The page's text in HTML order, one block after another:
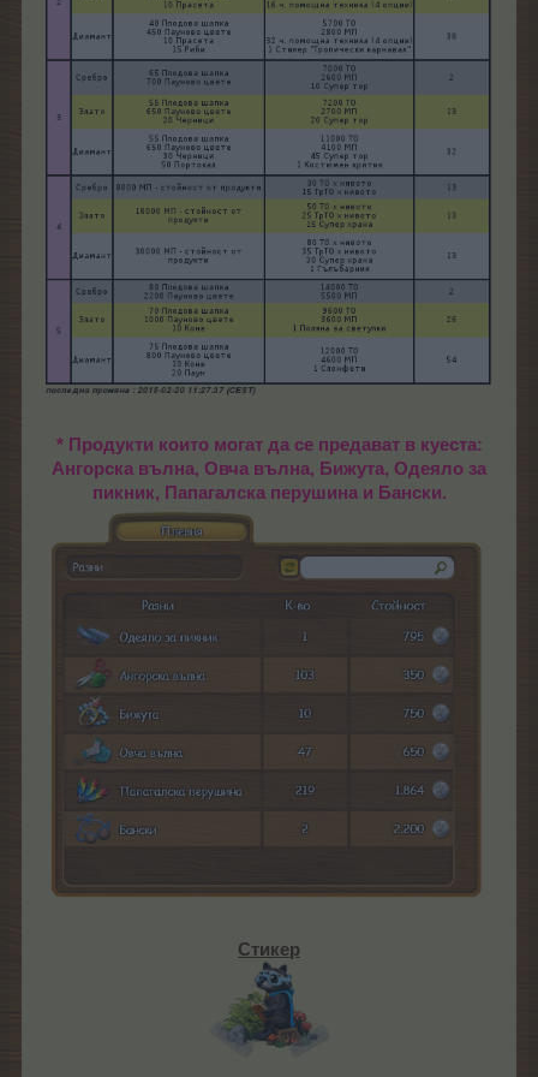
* Продукти които могат да се предават в куеста:
Ангорска вълна, Овча вълна, Бижута, Одеяло за
пикник, Папагалска перушина и Бански.
Стикер